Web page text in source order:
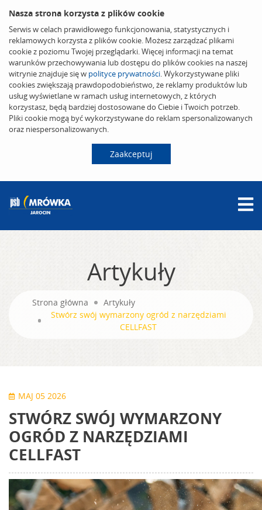
Nasza strona korzysta z plików cookie
Serwis w celach prawidłowego funkcjonowania, statystycznych i
reklamowych korzysta z plików cookie. Możesz zarządzać plikami
cookie z poziomu Twojej przeglądarki. Więcej informacji na temat
warunków przechowywania lub dostępu do plików cookies na naszej
witrynie znajduje się w polityce prywatności. Wykorzystywane pliki
cookies zwiększają prawdopodobieństwo, że reklamy produktów lub
usług wyświetlane w ramach usług internetowych, z których
korzystasz, będą bardziej dostosowane do Ciebie i Twoich potrzeb.
Pliki cookie mogą być wykorzystywane do reklam spersonalizowanych
oraz niespersonalizowanych.
Zaakceptuj
Artykuły
Strona główna
Artykuły
Stwórz swój wymarzony ogród z narzędziami
CELLFAST
MAJ 05 2026
STWÓRZ SWÓJ WYMARZONY
OGRÓD Z NARZĘDZIAMI
CELLFAST